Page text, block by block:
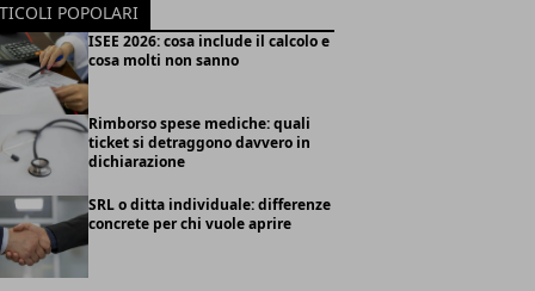
POPOLARI
ISEE 2026: cosa include il calcolo e
cosa molti non sanno
Rimborso spese mediche: quali
ticket si detraggono davvero in
dichiarazione
SRL o ditta individuale: differenze
concrete per chi vuole aprire